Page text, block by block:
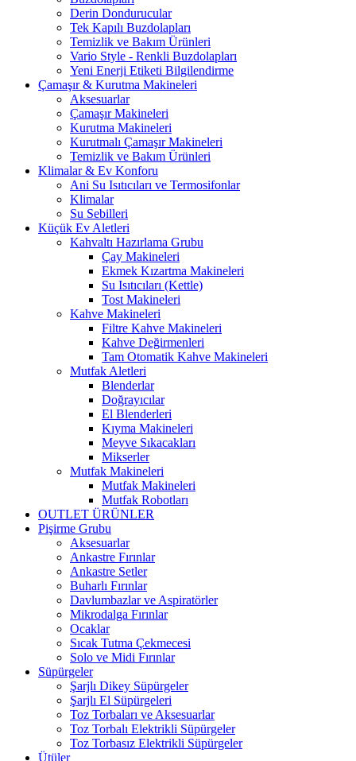
Derin Dondurucular
Tek Kapılı Buzdolapları
Temizlik ve Bakım Ürünleri
Vario Style - Renkli Buzdolapları
Yeni Enerji Etiketi Bilgilendirme
Çamaşır & Kurutma Makineleri
Aksesuarlar
Çamaşır Makineleri
Kurutma Makineleri
Kurutmalı Çamaşır Makineleri
Temizlik ve Bakım Ürünleri
Klimalar & Ev Konforu
Ani Su Isıtıcıları ve Termosifonlar
Klimalar
Su Sebilleri
Küçük Ev Aletleri
Kahvaltı Hazırlama Grubu
Çay Makineleri
Ekmek Kızartma Makineleri
Su Isıtıcıları (Kettle)
Tost Makineleri
Kahve Makineleri
Filtre Kahve Makineleri
Kahve Değirmenleri
Tam Otomatik Kahve Makineleri
Mutfak Aletleri
Blenderlar
Doğrayıcılar
El Blenderleri
Kıyma Makineleri
Meyve Sıkacakları
Mikserler
Mutfak Makineleri
Mutfak Makineleri
Mutfak Robotları
OUTLET ÜRÜNLER
Pişirme Grubu
Aksesuarlar
Ankastre Fırınlar
Ankastre Setler
Buharlı Fırınlar
Davlumbazlar ve Aspiratörler
Mikrodalga Fırınlar
Ocaklar
Sıcak Tutma Çekmecesi
Solo ve Midi Fırınlar
Süpürgeler
Şarjlı Dikey Süpürgeler
Şarjlı El Süpürgeleri
Toz Torbaları ve Aksesuarlar
Toz Torbalı Elektrikli Süpürgeler
Toz Torbasız Elektrikli Süpürgeler
Ütüler